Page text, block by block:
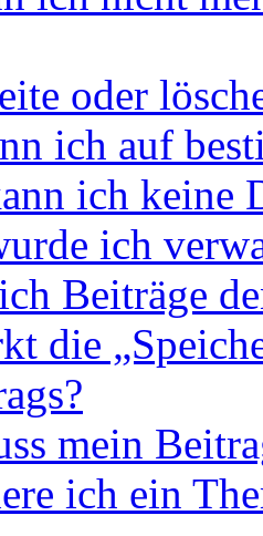
oder
ich auf
ich keine
ich
Beiträge
die
mein
ich ein